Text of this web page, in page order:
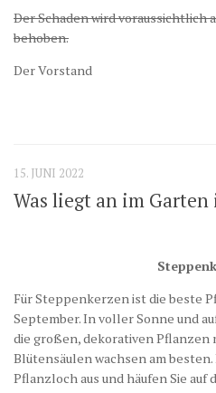
Der Schaden wird voraussichtlich
behoben.
Der Vorstand
15. JUNI 2022
Was liegt an im Garten
Für Steppenkerzen ist die beste
September. In voller Sonne und
die großen, dekorativen Pflanzen
Blütensäulen wachsen am
Pflanzloch aus und häufen Sie auf